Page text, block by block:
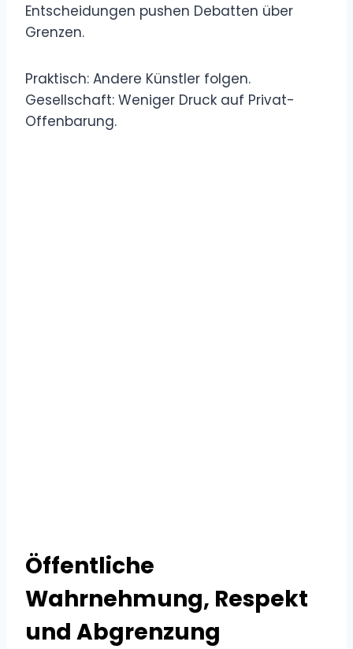
Entscheidungen pushen Debatten über
Grenzen.
Praktisch: Andere Künstler folgen.
Gesellschaft: Weniger Druck auf Privat-
Offenbarung.
Öffentliche
Wahrnehmung, Respekt
und Abgrenzung